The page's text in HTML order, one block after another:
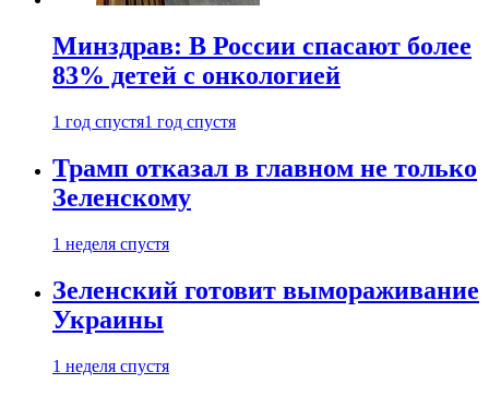
Минздрав: В России спасают более
83% детей с онкологией
1 год спустя1 год спустя
Трамп отказал в главном не только
Зеленскому
1 неделя спустя
Зеленский готовит вымораживание
Украины
1 неделя спустя